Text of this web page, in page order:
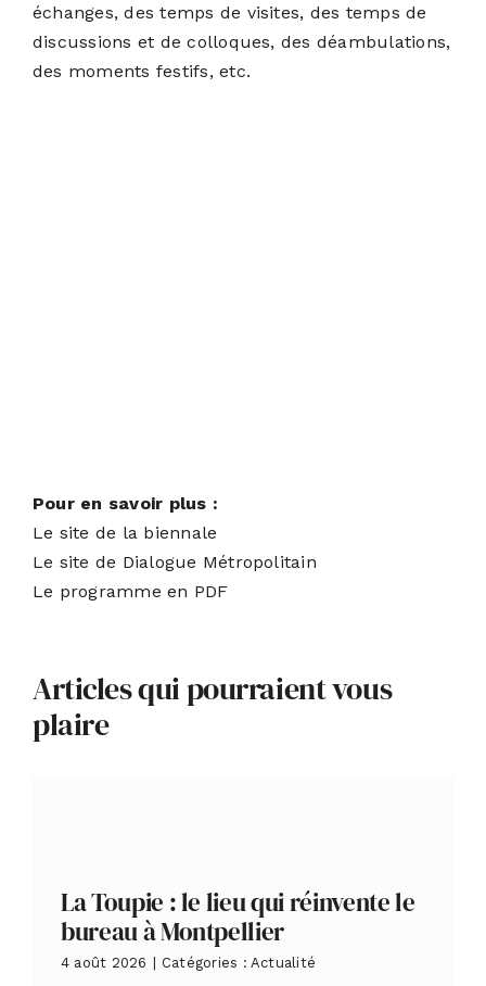
échanges, des temps de visites, des temps de
discussions et de colloques, des déambulations,
des moments festifs, etc.
Pour en savoir plus :
Le site de la biennale
Le site de Dialogue Métropolitain
Le programme en PDF
Articles qui pourraient vous
plaire
La Toupie : le lieu qui réinvente le
bureau à Montpellier
4 août 2026 Catégories : Actualité